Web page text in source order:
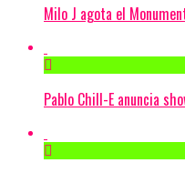
Milo J agota el
Pablo Chill-E anuncia